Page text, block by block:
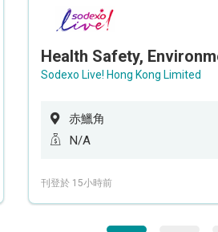
Sodexo Live! Hong Kong Limited
赤鱲角
N/A
刊登於 15小時前